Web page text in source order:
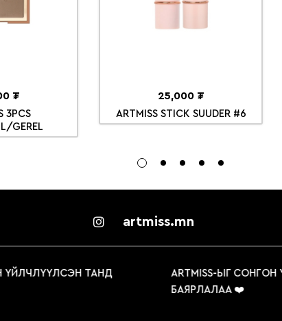
₮
3PCS
GEREL
25,000 ₮
ARTMISS STICK SUUDER #6
artmiss.mn
ТАНД
ARTMISS-ЫГ СОНГОН
БАЯРЛАЛАА ❤️